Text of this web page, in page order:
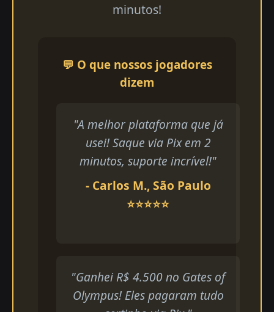
minutos!
💬 O que nossos jogadores
dizem
"A melhor plataforma que já
usei! Saque via Pix em 2
minutos, suporte incrível!"
- Carlos M., São Paulo
⭐⭐⭐⭐⭐
"Ganhei R$ 4.500 no Gates of
Olympus! Eles pagaram tudo